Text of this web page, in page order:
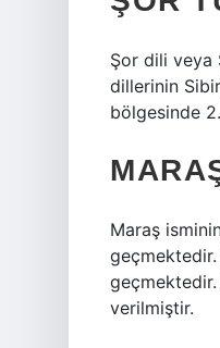
Şor dili veya
dillerinin
bölgesinde
Maraş
geçmektedir.
verilmiştir.